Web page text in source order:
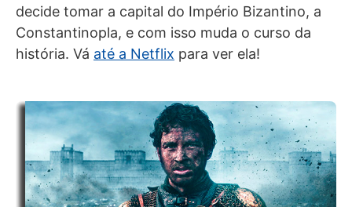
decide tomar a capital do Império Bizantino, a
Constantinopla, e com isso muda o curso da
história. Vá até a Netflix para ver ela!